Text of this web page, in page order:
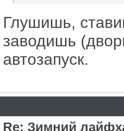
Глушишь,
заводишь
автозапуск.
Re: Зимний